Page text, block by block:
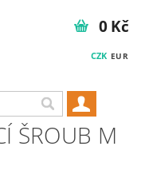
CZK EUR
0 Kč
ŠROUB M